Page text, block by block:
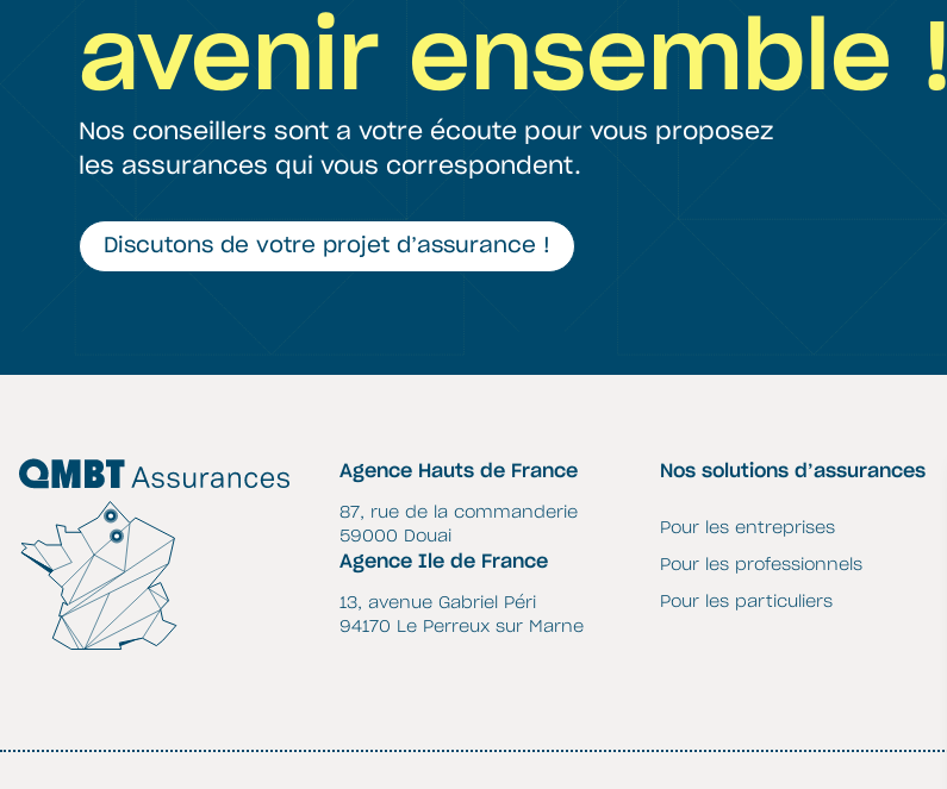
avenir ensemble !
Nos conseillers sont a votre écoute pour vous proposez
les assurances qui vous correspondent.
Discutons de votre projet d’assurance !
Agence Hauts de France
87, rue de la commanderie
59000 Douai
Agence Ile de France
13, avenue Gabriel Péri
94170 Le Perreux sur Marne
Nos solutions d’assurances
Pour les entreprises
Pour les professionnels
Pour les particuliers